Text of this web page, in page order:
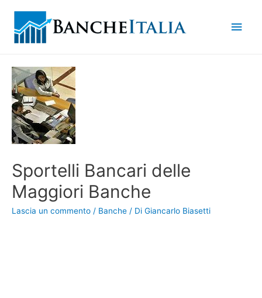
Sportelli Bancari delle
Maggiori Banche
Lascia un commento / Banche / Di Giancarlo Biasetti